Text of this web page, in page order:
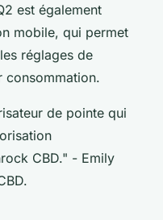
est également
mobile, qui permet
réglages de
consommation.
de pointe qui
CBD." - Emily